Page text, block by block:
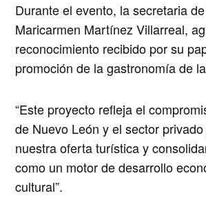
Durante el evento, la secretaria
Maricarmen Martínez Villarreal,
reconocimiento recibido por su
promoción de la gastronomía de
“Este proyecto refleja el
de Nuevo León y el sector
nuestra oferta turística y
como un motor de desarrollo
cultural”.